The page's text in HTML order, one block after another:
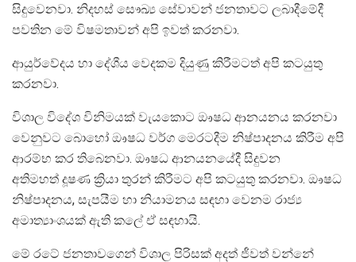
සිදුවෙනවා. නිදහස් සෞඛ්‍ය සේවාවන් ජනතාවට ලබාදීමේදී
පවතින මේ විෂමතාවන් අපි ඉවත් කරනවා.
ආයුර්වේදය හා දේශීය වෙදකම දියුණු කිරීමටත් අපි කටයුතු
කරනවා.
විශාල විදේශ විනිමයක් වැයකොට ඖෂධ ආනයනය කරනවා
වෙනුවට බොහෝ ඖෂධ වර්ග මෙරටදීම නිෂ්පාදනය කිරීම අපි
ආරම්භ කර තිබෙනවා. ඖෂධ ආනයනයේදී සිදුවන
අතිමහත් දූෂණ ක්‍රියා තුරන් කිරීමට අපි කටයුතු කරනවා. ඖෂධ
නිෂ්පාදනය, සැපයීම හා නියාමනය සඳහා වෙනම රාජ්‍ය
අමාත්‍යාංශයක් ඇති කලේ ඒ සඳහායි.
මේ රටේ ජනතාවගෙන් විශාල පිරිසක් අදත් ජීවත් වන්නේ